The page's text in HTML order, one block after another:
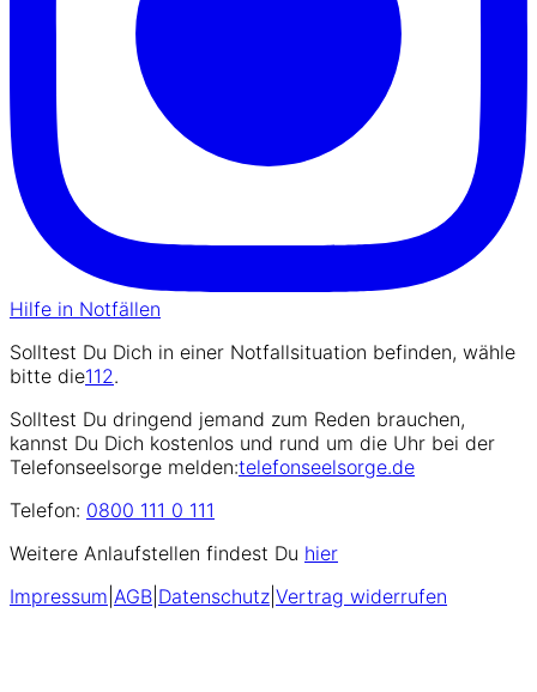
Hilfe in Notfällen
Solltest Du Dich in einer Notfallsituation befinden, wähle
bitte die112.
Solltest Du dringend jemand zum Reden brauchen,
kannst Du Dich kostenlos und rund um die Uhr bei der
Telefonseelsorge melden:telefonseelsorge.de
Telefon: 0800 111 0 111
Weitere Anlaufstellen findest Du hier
Impressum AGB Datenschutz Vertrag widerrufen